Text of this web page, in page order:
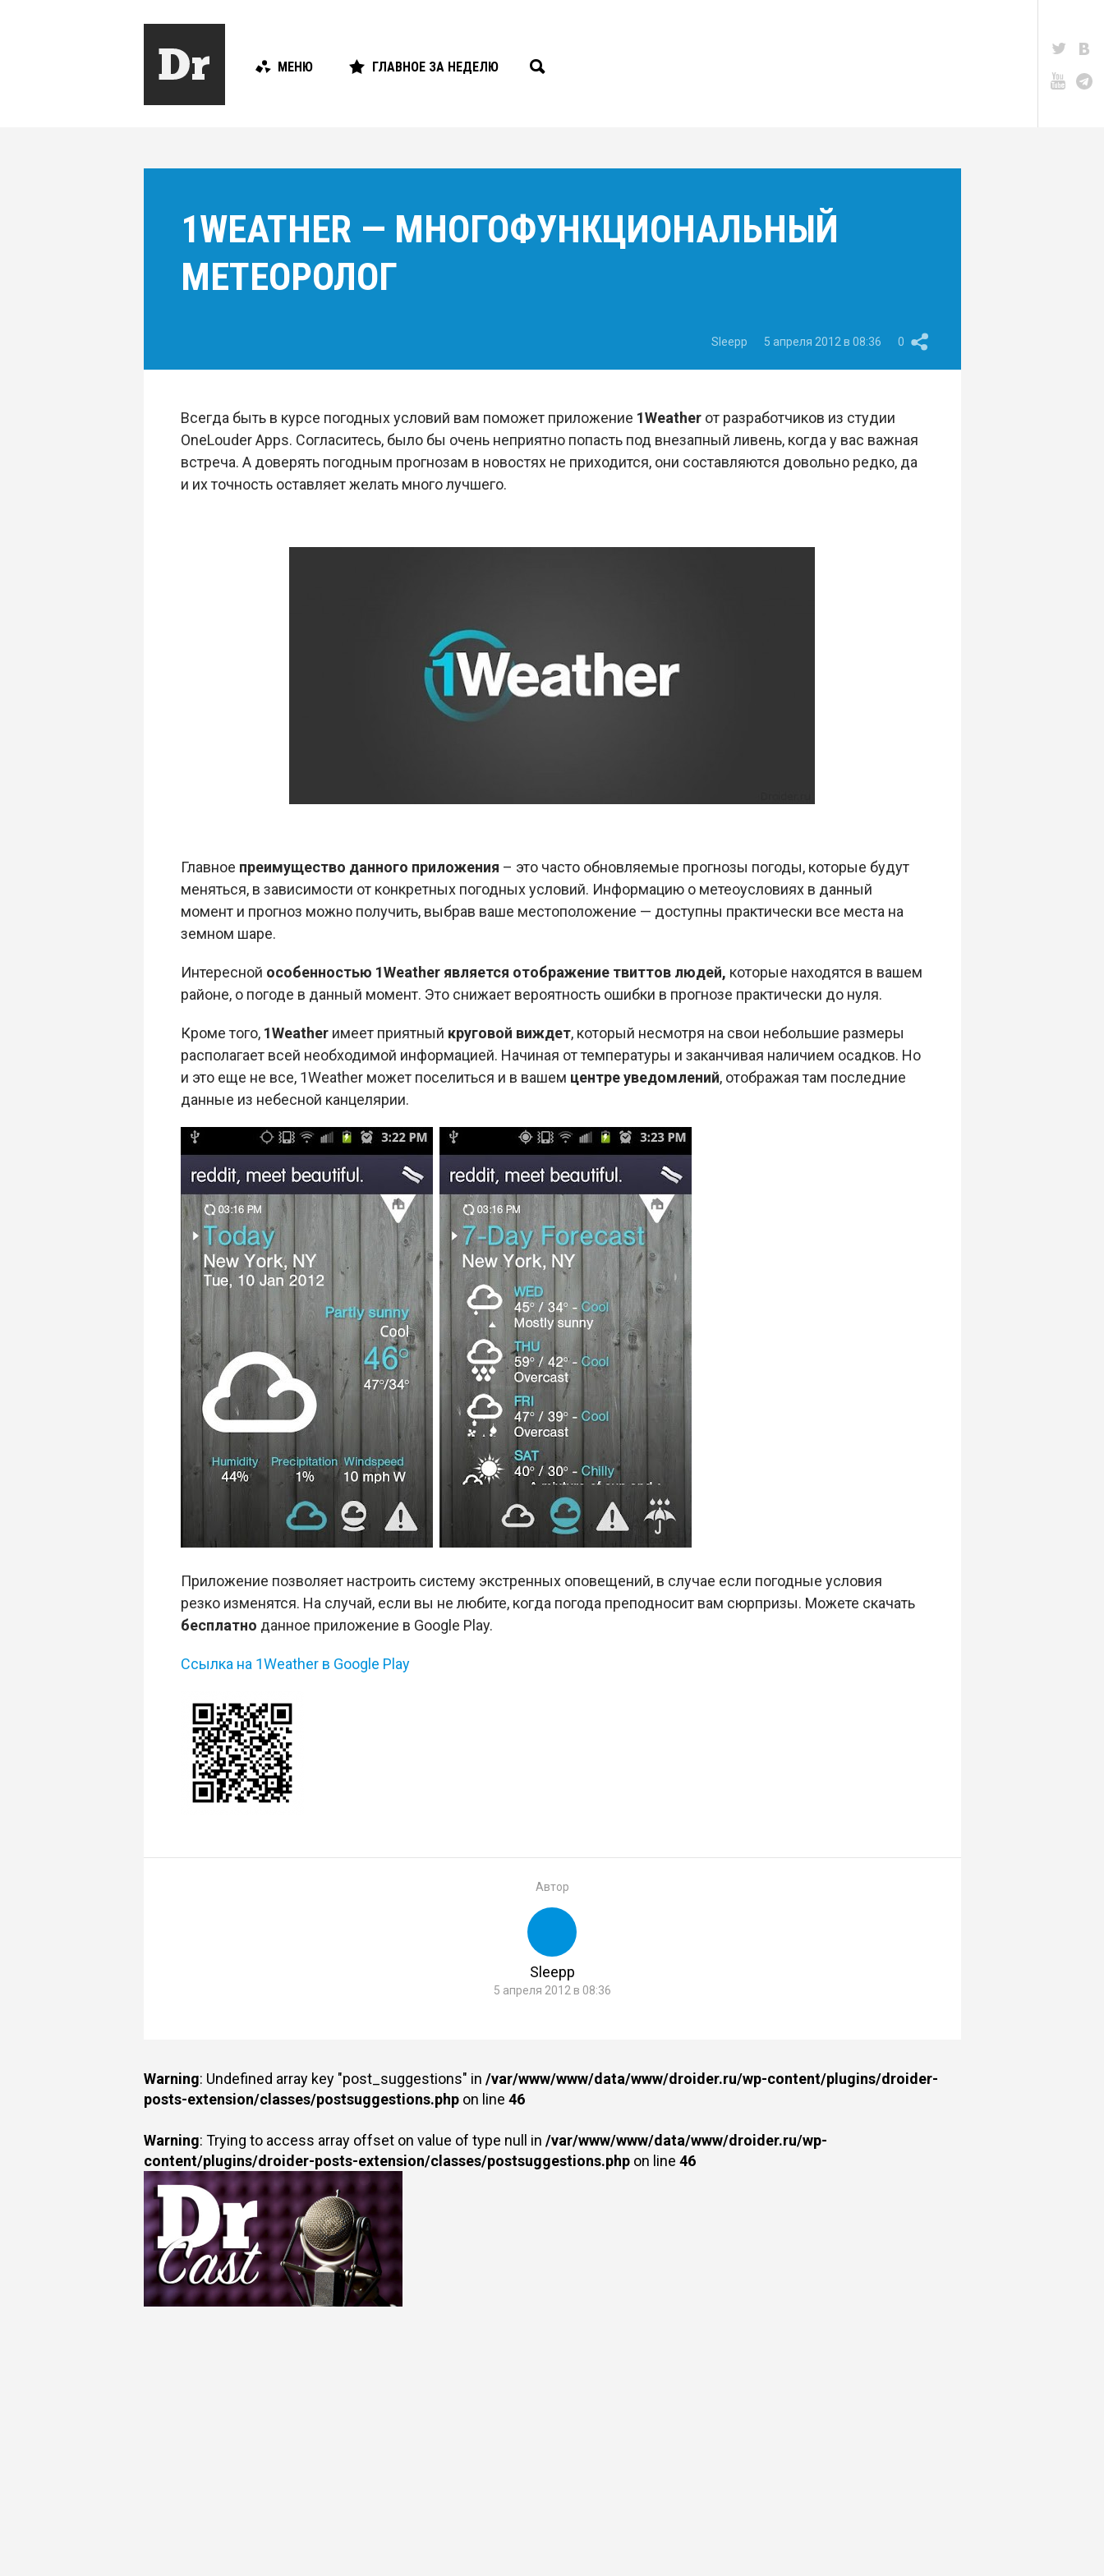
МЕНЮ ГЛАВНОЕ ЗА НЕДЕЛЮ
1WEATHER — МНОГОФУНКЦИОНАЛЬНЫЙ
МЕТЕОРОЛОГ
Sleepp 5 апреля 2012 в 08:36 0
Всегда быть в курсе погодных условий вам поможет приложение 1Weatherот разработчиков из студии
OneLouder Apps. Согласитесь, было бы очень неприятно попасть под внезапный ливень, когда у вас важная
встреча. А доверять погодным прогнозам в новостях не приходится, они составляются довольно редко, да
и их точность оставляет желать много лучшего.
Главное преимущество данного приложения – это часто обновляемые прогнозы погоды, которые будут
меняться, в зависимости от конкретных погодных условий. Информацию о метеоусловиях в данный
момент и прогноз можно получить, выбрав ваше местоположение — доступны практически все места на
земном шаре.
Интересной особенностью 1Weather является отображение твиттов людей, которые находятся в вашем
районе, о погоде в данный момент. Это снижает вероятность ошибки в прогнозе практически до нуля.
Кроме того, 1Weatherимеет приятный круговой виждет, который несмотря на свои небольшие размеры
располагает всей необходимой информацией. Начиная от температуры и заканчивая наличием осадков. Но
и это еще не все, 1Weather может поселиться и в вашем центре уведомлений, отображая там последние
данные из небесной канцелярии.
Приложение позволяет настроить систему экстренных оповещений, в случае если погодные условия
резко изменятся. На случай, если вы не любите, когда погода преподносит вам сюрпризы. Можете скачать
бесплатно данное приложение в Google Play.
Ссылка на 1Weather в Google Play
Автор
Sleepp
5 апреля 2012 в 08:36
Warning: Undefined array key "post_suggestions" in /var/www/www/data/www/droider.ru/wp-content/plugins/droider-
posts-extension/classes/postsuggestions.phpon line 46
Warning: Trying to access array offset on value of type null in /var/www/www/data/www/droider.ru/wp-
content/plugins/droider-posts-extension/classes/postsuggestions.phpon line 46